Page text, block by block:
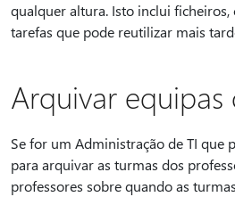
qualquer altura. Isto inclui ficheiros,
tarefas que pode reutilizar mais
Arquivar equipas
Se for um Administração de TI que
para arquivar as turmas dos
professores sobre quando as